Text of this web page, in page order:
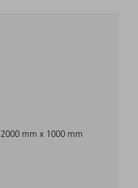
2000 mm x 1000 mm